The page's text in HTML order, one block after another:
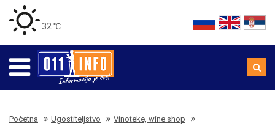
32 ℃
Početna Ugostiteljstvo Vinoteke, wine shop